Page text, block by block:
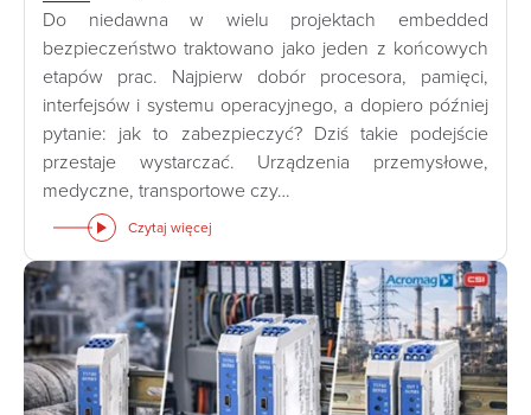
Do niedawna w wielu projektach embedded
bezpieczeństwo traktowano jako jeden z końcowych
etapów prac. Najpierw dobór procesora, pamięci,
interfejsów i systemu operacyjnego, a dopiero później
pytanie: jak to zabezpieczyć? Dziś takie podejście
przestaje wystarczać. Urządzenia przemysłowe,
medyczne, transportowe czy…
Czytaj więcej